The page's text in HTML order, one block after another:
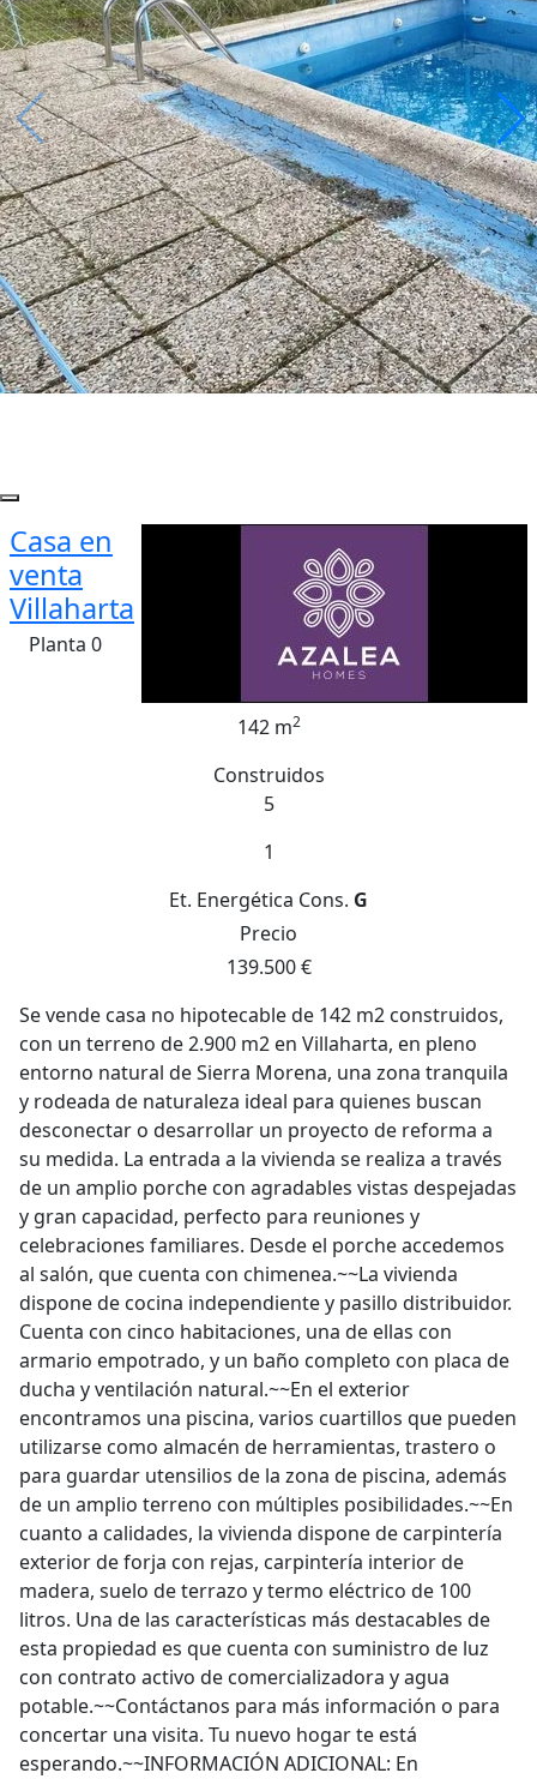
Casa en
venta
Villaharta
Planta 0
142 m2
Construidos
5
1
Et. Energética Cons. G
Precio
139.500 €
Se vende casa no hipotecable de 142 m2 construidos,
con un terreno de 2.900 m2 en Villaharta, en pleno
entorno natural de Sierra Morena, una zona tranquila
y rodeada de naturaleza ideal para quienes buscan
desconectar o desarrollar un proyecto de reforma a
su medida. La entrada a la vivienda se realiza a través
de un amplio porche con agradables vistas despejadas
y gran capacidad, perfecto para reuniones y
celebraciones familiares. Desde el porche accedemos
al salón, que cuenta con chimenea.~~La vivienda
dispone de cocina independiente y pasillo distribuidor.
Cuenta con cinco habitaciones, una de ellas con
armario empotrado, y un baño completo con placa de
ducha y ventilación natural.~~En el exterior
encontramos una piscina, varios cuartillos que pueden
utilizarse como almacén de herramientas, trastero o
para guardar utensilios de la zona de piscina, además
de un amplio terreno con múltiples posibilidades.~~En
cuanto a calidades, la vivienda dispone de carpintería
exterior de forja con rejas, carpintería interior de
madera, suelo de terrazo y termo eléctrico de 100
litros. Una de las características más destacables de
esta propiedad es que cuenta con suministro de luz
con contrato activo de comercializadora y agua
potable.~~Contáctanos para más información o para
concertar una visita. Tu nuevo hogar te está
esperando.~~INFORMACIÓN ADICIONAL: En